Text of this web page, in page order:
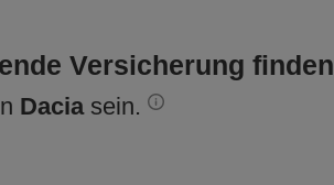
Versicherung finden
Daciasein.